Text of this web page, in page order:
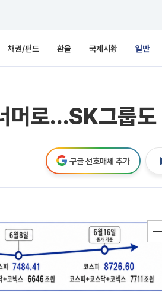
채권/펀드 환율 국제시황 일반
머로…SK그룹
구글 선호매체 추가